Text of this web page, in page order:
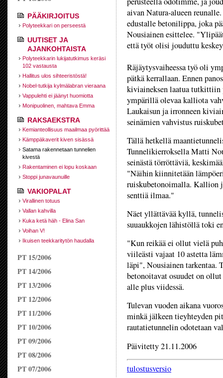
PÄÄKIRJOITUS
Polyteekkari on perseestä
UUTISET JA
AJANKOHTAISTA
Polyteekkarin lukijatutkimus keräsi
102 vastausta
Hallitus ulos sihteeristöstä!
Nobel-tutkija kylmälabran vieraana
Vappulehti ei jäänyt huomiotta
Monipuolinen, mahtava Emma
RAKSAEKSTRA
Kemianteollisuus maailmaa pyörittää
Kämppäkaverit kiven sisässä
Satama rakennetaan tunnelien
kivestä
Rakentaminen ei lopu koskaan
Stoppi junavaunuille
VAKIOPALAT
Virallinen totuus
Vallan kahvilla
Kuka ketä häh - Elina San
Voihan V!
Ikuisen teekkaritytön haudalla
PT 15/2006
PT 14/2006
PT 13/2006
PT 12/2006
PT 11/2006
PT 10/2006
PT 09/2006
PT 08/2006
PT 07/2006
aivan Natura-alueen
edustalle betonilippa, joka
Nousiainen esittelee.
että työt olisi jouduttu
Räjäytysvaiheessa työ oli
pätkä kerrallaan. Ennen
kiviaineksen laatua tutkittiin
ympärillä olevaa kalliota
Laukaisun ja irronneen
seinämien vahvistus
Tällä hetkellä
Tunnelikierroksella Matti
seinästä törröttäviä,
"Näihin kiinnitetään
ruiskubetonoimalla. Kallion
senttiä ilmaa."
Näet yllättävää kyllä,
suuaukkojen lähistöllä toki
"Kun reikää ei ollut vielä
viileästi vajaat 10 astetta
läpi", Nousiainen tarkentaa.
betonoitavat osuudet on
alle plus viidessä.
Tulevan vuoden aikana
minkä jälkeen tieyhteyden
rautatietunnelin odotetaan
Päivitetty 21.11.2006
tulostusversio